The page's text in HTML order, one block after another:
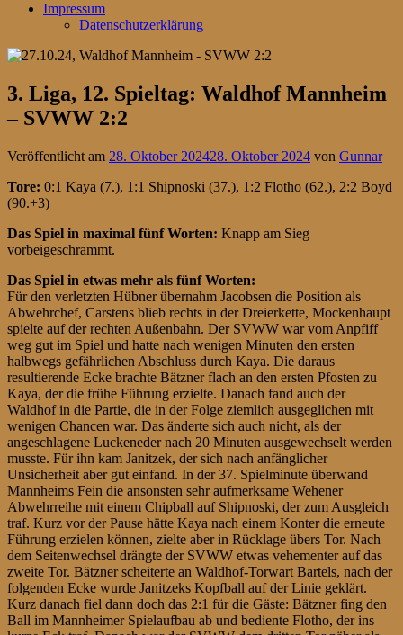
Impressum
Datenschutzerklärung
3. Liga, 12. Spieltag: Waldhof Mannheim
– SVWW 2:2
Veröffentlicht am 28. Oktober 202428. Oktober 2024 von Gunnar
Tore: 0:1 Kaya (7.), 1:1 Shipnoski (37.), 1:2 Flotho (62.), 2:2 Boyd
(90.+3)
Das Spiel in maximal fünf Worten: Knapp am Sieg
vorbeigeschrammt.
Das Spiel in etwas mehr als fünf Worten:
Für den verletzten Hübner übernahm Jacobsen die Position als
Abwehrchef, Carstens blieb rechts in der Dreierkette, Mockenhaupt
spielte auf der rechten Außenbahn. Der SVWW war vom Anpfiff
weg gut im Spiel und hatte nach wenigen Minuten den ersten
halbwegs gefährlichen Abschluss durch Kaya. Die daraus
resultierende Ecke brachte Bätzner flach an den ersten Pfosten zu
Kaya, der die frühe Führung erzielte. Danach fand auch der
Waldhof in die Partie, die in der Folge ziemlich ausgeglichen mit
wenigen Chancen war. Das änderte sich auch nicht, als der
angeschlagene Luckeneder nach 20 Minuten ausgewechselt werden
musste. Für ihn kam Janitzek, der sich nach anfänglicher
Unsicherheit aber gut einfand. In der 37. Spielminute überwand
Mannheims Fein die ansonsten sehr aufmerksame Wehener
Abwehrreihe mit einem Chipball auf Shipnoski, der zum Ausgleich
traf. Kurz vor der Pause hätte Kaya nach einem Konter die erneute
Führung erzielen können, zielte aber in Rücklage übers Tor. Nach
dem Seitenwechsel drängte der SVWW etwas vehementer auf das
zweite Tor. Bätzner scheiterte an Waldhof-Torwart Bartels, nach der
folgenden Ecke wurde Janitzeks Kopfball auf der Linie geklärt.
Kurz danach fiel dann doch das 2:1 für die Gäste: Bätzner fing den
Ball im Mannheimer Spielaufbau ab und bediente Flotho, der ins